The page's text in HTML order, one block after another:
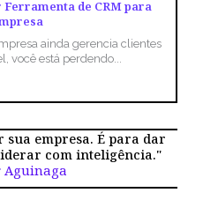
de CRM para
ainda gerencia clientes
você está perdendo...
empresa. É para dar
com inteligência."